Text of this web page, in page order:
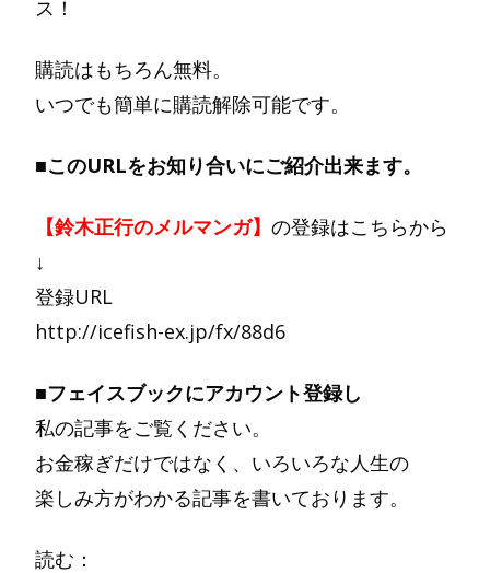
ス！
購読はもちろん無料。
いつでも簡単に購読解除可能です。
■このURLをお知り合いにご紹介出来ます。
【鈴木正行のメルマンガ】 の登録はこちらから
↓
登録URL
http://icefish-ex.jp/fx/88d6
■フェイスブックにアカウント登録し
私の記事をご覧ください。
お金稼ぎだけではなく、いろいろな人生の
楽しみ方がわかる記事を書いております。
読む：